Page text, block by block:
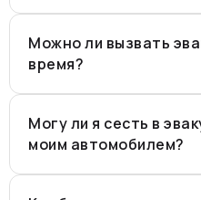
Можно ли вызвать
время?
Могу ли я сесть в
моим автомобилем?